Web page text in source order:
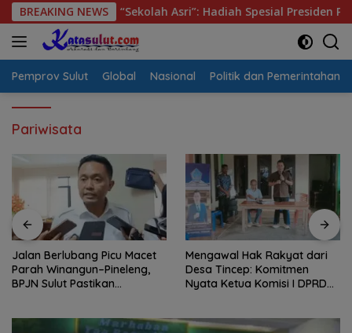
Langsung
ke
konten
BREAKING NEWS
Sambut “Sekolah Asri”: Hadiah Spesial Presiden Prabowo
Pemprov Sulut Global Nasional Politik dan Pemerintahan
Pariwisata
Mengawal Hak Rakyat dari
Desa Tincep: Komitmen
Nyata Ketua Komisi I DPRD
Jaring Aspirasi di Desa
Tincep, Ketua Komisi I DPRD
Sulut Braien Waworuntu